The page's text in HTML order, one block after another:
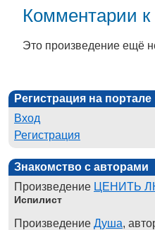
Комментарии к
Это произведение ещё
Регистрация на портале
Вход
Регистрация
Знакомство с авторами
Произведение ЦЕНИТЬ
Испилист
Произведение Душа,